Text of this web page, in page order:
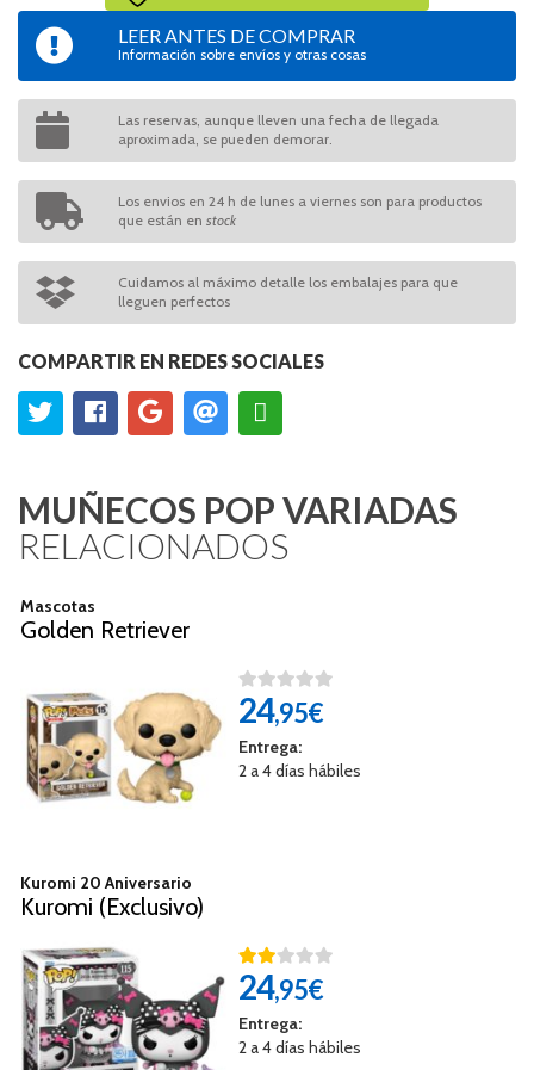
LEER ANTES DE COMPRAR
Información sobre envíos y otras cosas
Las reservas, aunque lleven una fecha de llegada
aproximada, se pueden demorar.
Los envios en 24 h de lunes a viernes son para productos
que están en stock
Cuidamos al máximo detalle los embalajes para que
lleguen perfectos
COMPARTIR EN REDES SOCIALES
MUÑECOS POP VARIADAS
RELACIONADOS
Mascotas
Golden Retriever
24,95€
Entrega:
2 a 4 días hábiles
Kuromi 20 Aniversario
Kuromi (Exclusivo)
24,95€
Entrega:
2 a 4 días hábiles